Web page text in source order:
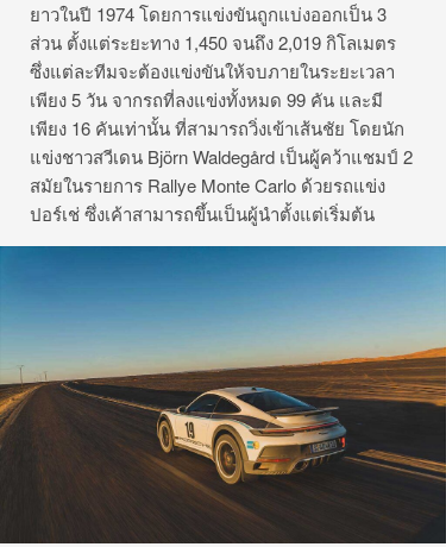
ยาวในปี 1974 โดยการแข่งขันถูกแบ่งออกเป็น 3
ส่วน ตั้งแต่ระยะทาง 1,450 จนถึง 2,019 กิโลเมตร
ซึ่งแต่ละทีมจะต้องแข่งขันให้จบภายในระยะเวลา
เพียง 5 วัน จากรถที่ลงแข่งทั้งหมด 99 คัน และมี
เพียง 16 คันเท่านั้น ที่สามารถวิ่งเข้าเส้นชัย โดยนัก
แข่งชาวสวีเดน Björn Waldegård เป็นผู้คว้าแชมป์ 2
สมัยในรายการ Rallye Monte Carlo ด้วยรถแข่ง
ปอร์เช่ ซึ่งเค้าสามารถขึ้นเป็นผู้นำตั้งแต่เริ่มต้น